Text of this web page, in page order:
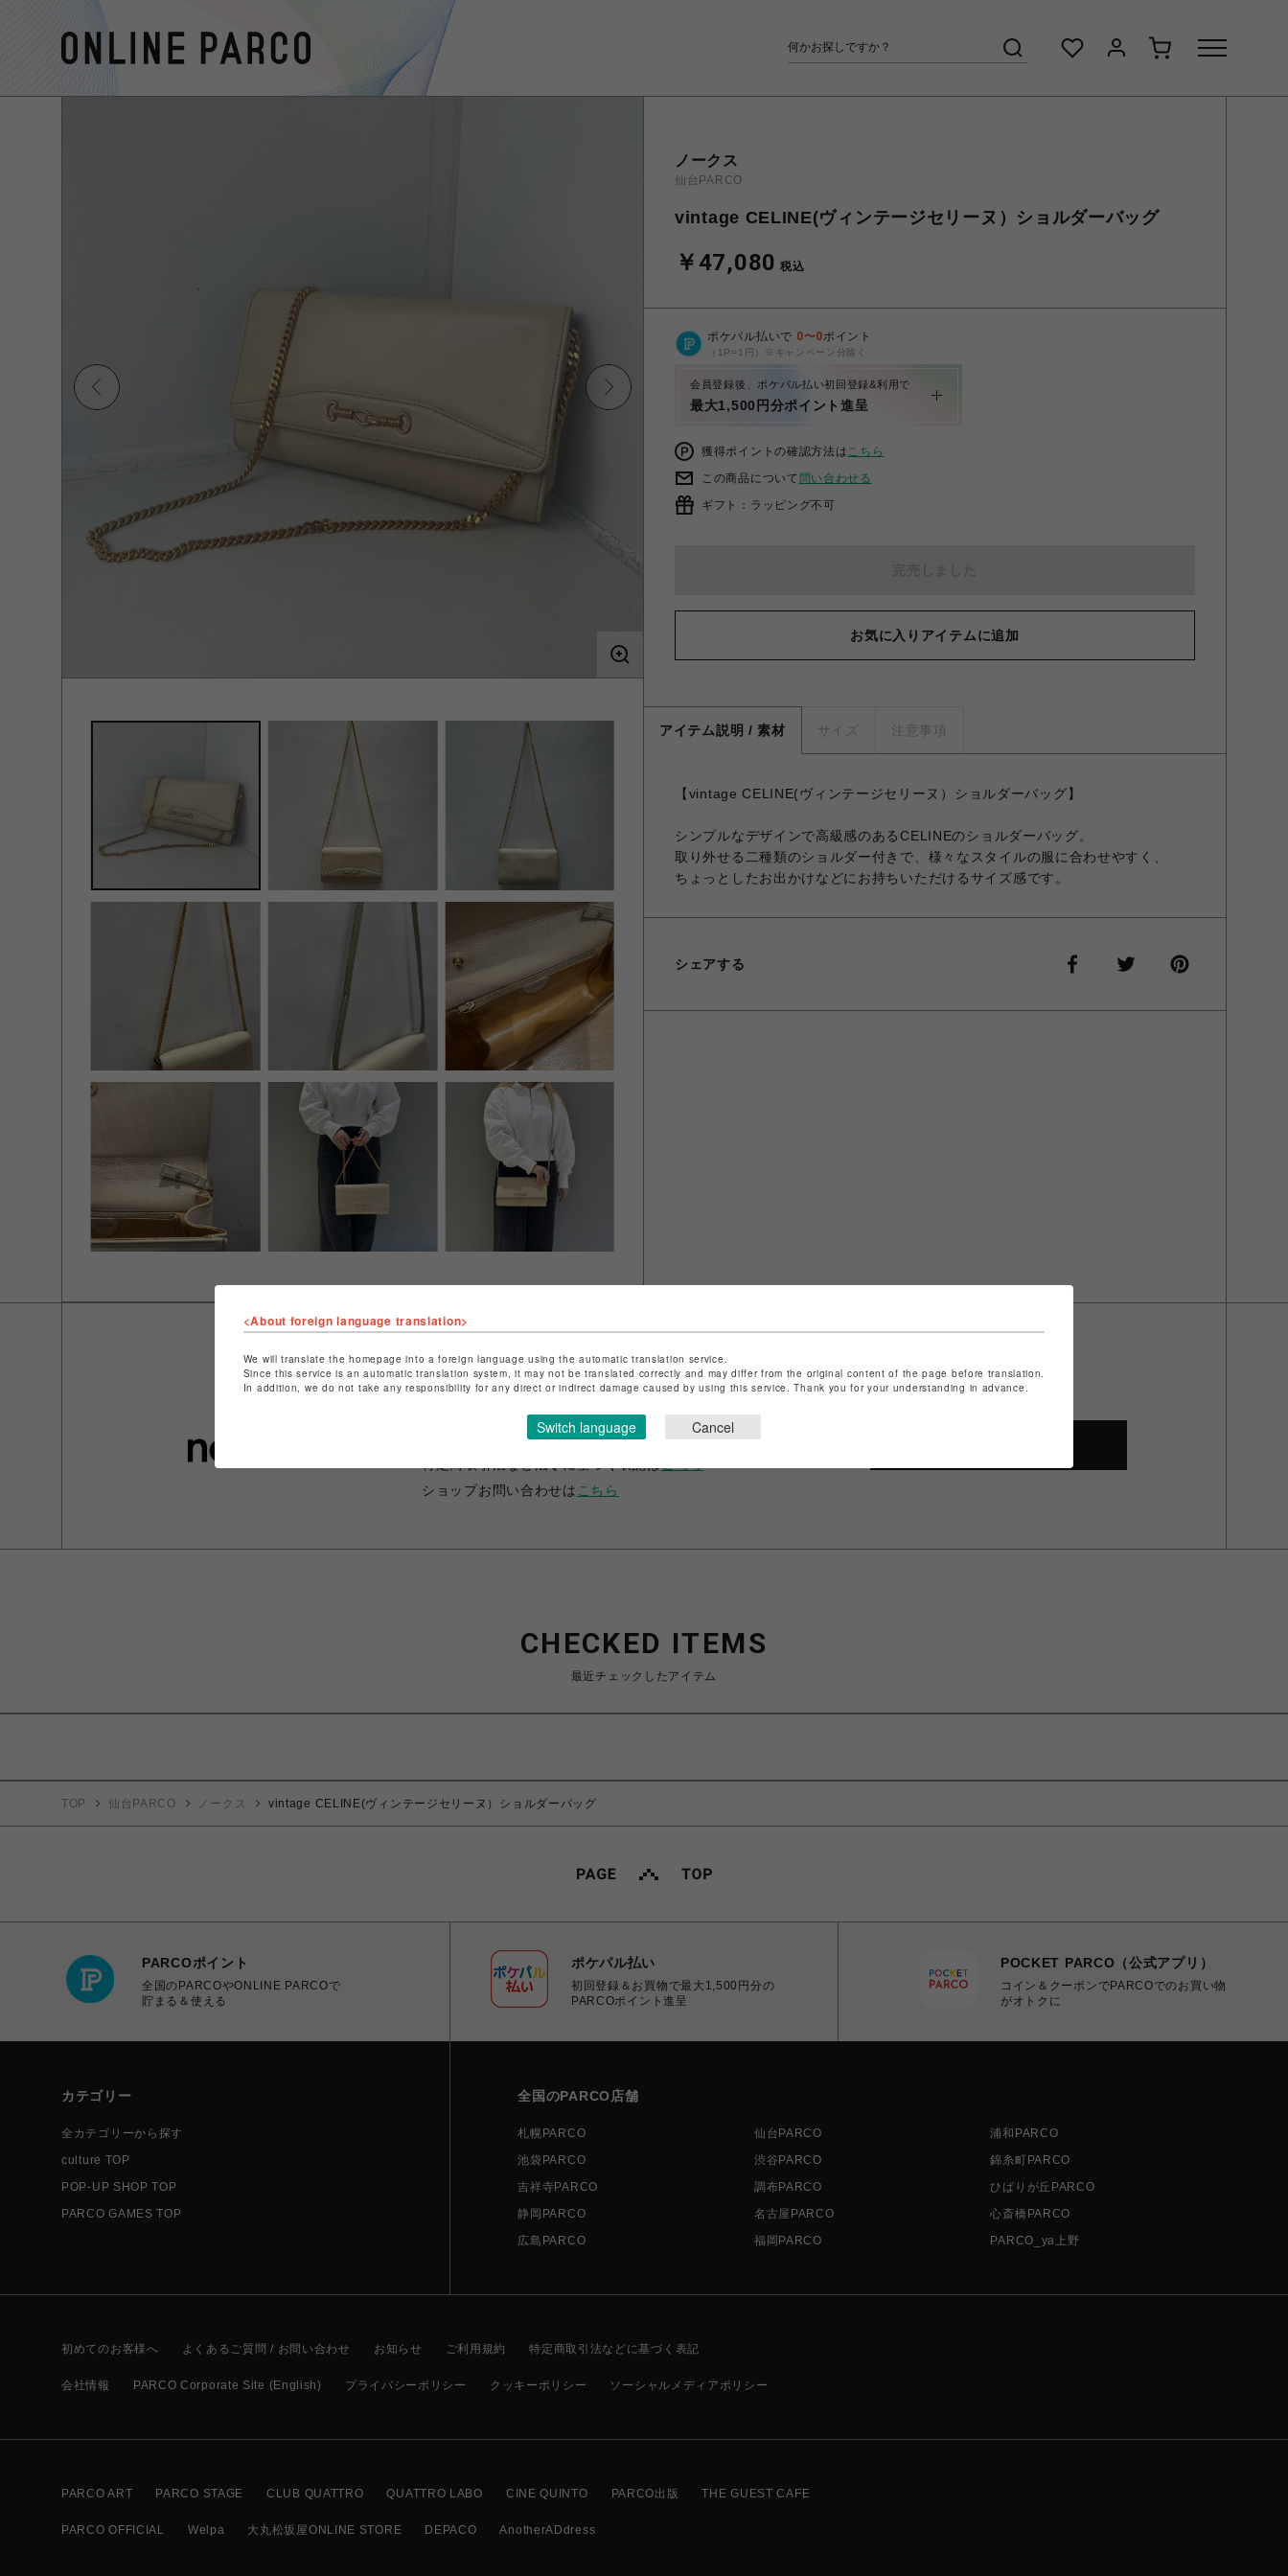
ノークス
仙台PARCO
vintage CELINE(ヴィンテージセリーヌ）ショルダーバッグ
￥47,080 税込
ポケパル払いで 0〜0ポイント
（1P=1円）※キャンペーン分除く
会員登録後、ポケパル払い初回登録&利用で
最大1,500円分ポイント進呈
獲得ポイントの確認方法はこちら
この商品について 問い合わせる
ギフト：ラッピング不可
お気に入りアイテムに追加
アイテム説明 / 素材 サイズ 注意事項
【vintage CELINE(ヴィンテージセリーヌ）ショルダーバッグ】
シンプルなデザインで高級感のあるCELINEのショルダーバッグ。
取り外せる二種類のショルダー付きで、様々なスタイルの服に合わせやすく、
ちょっとしたお出かけなどにお持ちいただけるサイズ感です。
シェアする
仙台PARCO
ショップお問い合わせは こちら
CHECKED ITEMS
最近チェックしたアイテム
TOP 仙台PARCO ノークス vintage CELINE(ヴィンテージセリーヌ）ショルダーバッグ
PARCOポイント
全国のPARCOやONLINE PARCOで
貯まる＆使える
ポケパル払い
初回登録＆お買物で最大1,500円分の
PARCOポイント進呈
POCKET PARCO（公式アプリ）
コイン＆クーポンでPARCOでのお買い物
がオトクに
カテゴリー
全カテゴリーから探す
culture TOP
POP-UP SHOP TOP
PARCO GAMES TOP
全国のPARCO店舗
札幌PARCO 仙台PARCO
浦和PARCO
池袋PARCO
渋谷PARCO
錦糸町PARCO
吉祥寺PARCO
調布PARCO
ひばりが丘PARCO
静岡PARCO
名古屋PARCO
心斎橋PARCO
広島PARCO
福岡PARCO PARCO_ya上野
初めてのお客様へ よくあるご質問 / お問い合わせ お知らせ ご利用規約 特定商取引法などに基づく表記
会社情報 PARCO Corporate Site (English) プライバシーポリシー クッキーポリシー ソーシャルメディアポリシー
PARCO ART PARCO STAGE CLUB QUATTRO QUATTRO LABO CINE QUINTO PARCO出版 THE GUEST CAFE
PARCO OFFICIAL Welpa 大丸松坂屋ONLINE STORE DEPACO AnotherADdress
<About foreign language translation>
We will translate the homepage into a foreign language using the automatic translation service.
Since this service is an automatic translation system, it may not be translated correctly and may differ from the original content of the page before translation.
In addition, we do not take any responsibility for any direct or indirect damage caused by using this service. Thank you for your understanding in advance.
Switch language Cancel